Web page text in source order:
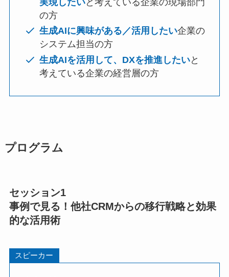
の方
生成AIに興味がある／活用したい企業の
システム担当の方
生成AIを活用して、DXを推進したいと
考えている企業の経営層の方
プログラム
セッション1
事例で見る！他社CRMからの移行戦略と効果
的な活用術
スピーカー